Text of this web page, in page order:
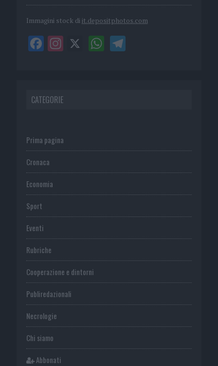
Immagini stock di it.depositphotos.com
CATEGORIE
Prima pagina
Cronaca
Economia
Sport
Eventi
Rubriche
Cooperazione e dintorni
Publiredazionali
Necrologie
Chi siamo
Abbonati